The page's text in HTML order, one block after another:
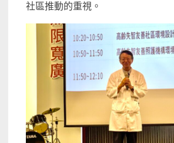
社區推動的重視。